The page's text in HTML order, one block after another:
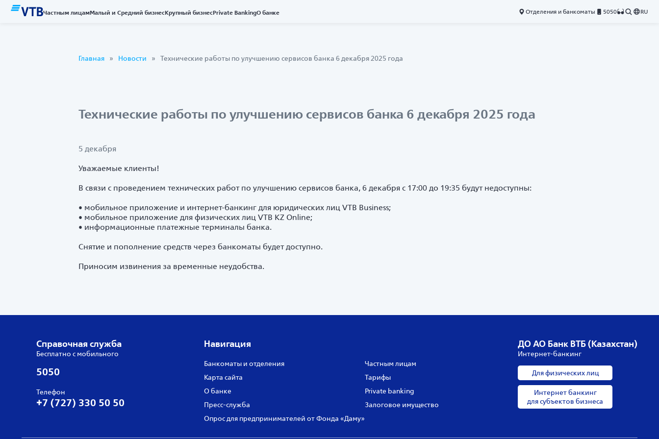
Частным лицамМалый и Средний бизнесКрупный бизнесPrivate BankingО банке Отделения и банкоматы 5050 RU
Главная Новости Технические работы по улучшению сервисов банка 6 декабря 2025 года
Технические работы по улучшению сервисов банка 6 декабря 2025 года
5 декабря
Уважаемые клиенты!
В связи с проведением технических работ по улучшению сервисов банка, 6 декабря с 17:00 до 19:35 будут недоступны:
• мобильное приложение и интернет-банкинг для юридических лиц VTB Business;
• мобильное приложение для физических лиц VTB KZ Online;
• информационные платежные терминалы банка.
Снятие и пополнение средств через банкоматы будет доступно.
Приносим извинения за временные неудобства.
Справочная служба
Бесплатно с мобильного
5050
Телефон
+7 (727) 330 50 50
Навигация
Банкоматы и отделения
Карта сайта
О банке
Пресс‑служба
Опрос для предпринимателей от Фонда «Даму»
Частным лицам
Тарифы
Private banking
Залоговое имущество
ДО АО Банк ВТБ (Казахстан)
Интернет-банкинг
Для физических лиц
Интернет банкинг
для субъектов бизнеса